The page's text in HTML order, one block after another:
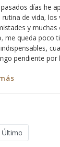
pasados días he
de vida, los
y muchas
me queda poco
pendiente por
Último